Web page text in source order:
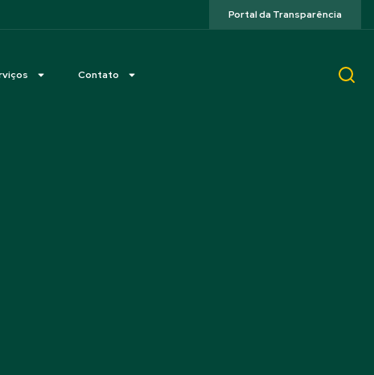
Portal da Transparência
Contato